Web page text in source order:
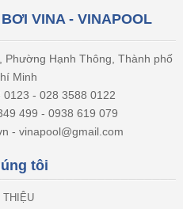
VINA - VINAPOOL
Phường Hạnh Thông, Thành phố
Minh
- 028 3588 0122
499 - 0938 619 079
- vinapool@gmail.com
tôi
THIỆU